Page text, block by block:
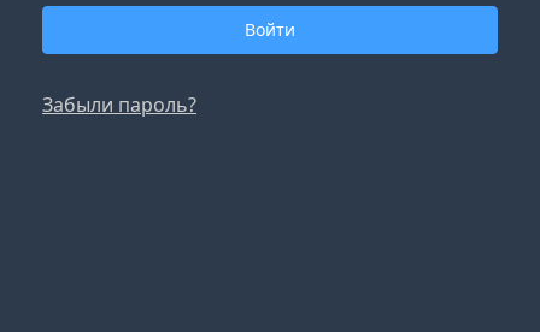
Войти
Забыли пароль?